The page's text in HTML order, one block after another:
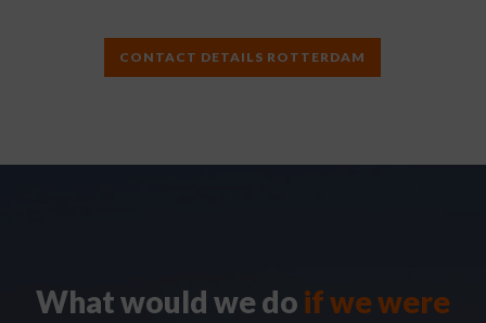
CONTACT DETAILS ROTTERDAM
What would we do if we were